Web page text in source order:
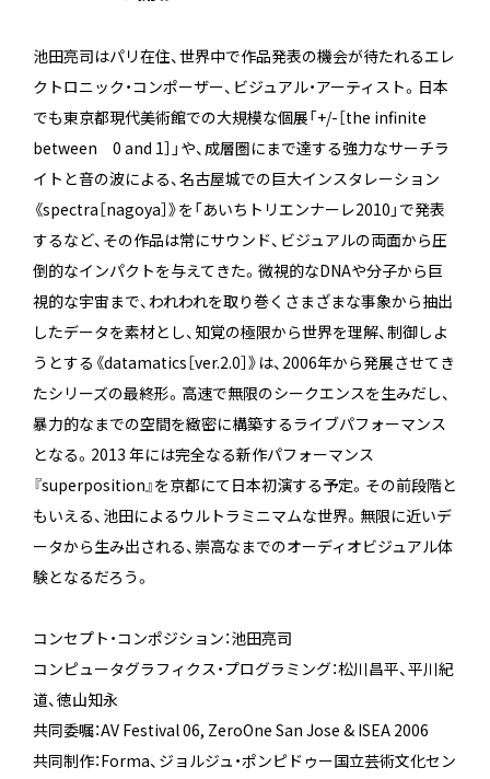
池田亮司はパリ在住、世界中で作品発表の機会が待たれるエレ
クトロニック・コンポーザー、ビジュアル・アーティスト。日本
でも東京都現代美術館での大規模な個展「+/-［the infinite
between 0 and 1］」や、成層圏にまで達する強力なサーチラ
イトと音の波による、名古屋城での巨大インスタレーション
《spectra［nagoya］》を「あいちトリエンナーレ2010」で発表
するなど、その作品は常にサウンド、ビジュアルの両面から圧
倒的なインパクトを与えてきた。微視的なDNAや分子から巨
視的な宇宙まで、われわれを取り巻くさまざまな事象から抽出
したデータを素材とし、知覚の極限から世界を理解、制御しよ
うとする《datamatics［ver.2.0］》は、2006年から発展させてき
たシリーズの最終形。高速で無限のシークエンスを生みだし、
暴力的なまでの空間を緻密に構築するライブパフォーマンス
となる。2013 年には完全なる新作パフォーマンス
『superposition』を京都にて日本初演する予定。その前段階と
もいえる、池田によるウルトラミニマムな世界。無限に近いデ
ータから生み出される、崇高なまでのオーディオビジュアル体
験となるだろう。
コンセプト・コンポジション：池田亮司
コンピュータグラフィクス・プログラミング：松川昌平、平川紀
道、徳山知永
共同委嘱：AV Festival 06, ZeroOne San Jose & ISEA 2006
共同制作：Forma、ジョルジュ・ポンピドゥー国立芸術文化セン